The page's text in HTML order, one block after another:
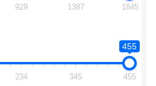
929 1387 1845
455
234 345 455